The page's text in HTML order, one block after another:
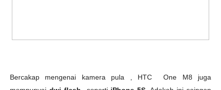
Bercakap mengenai kamera pula , HTC
One M8 juga